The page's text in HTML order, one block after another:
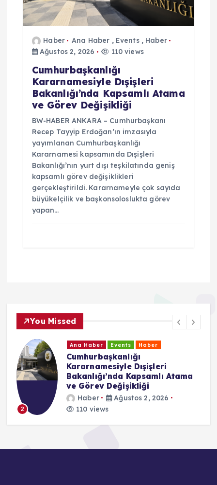
Haber Ana Haber , Events, Haber
Ağustos 2, 2026
110 views
Cumhurbaşkanlığı
Kararnamesiyle Dışişleri
Bakanlığı’nda Kapsamlı Atama
ve Görev Değişikliği
BW-HABER ANKARA – Cumhurbaşkanı
Recep Tayyip Erdoğan’ın imzasıyla
yayımlanan Cumhurbaşkanlığı
Kararnamesi kapsamında Dışişleri
Bakanlığı’nın yurt dışı teşkilatında geniş
kapsamlı görev değişiklikleri
gerçekleştirildi. Kararnameyle çok sayıda
büyükelçilik ve başkonsoloslukta görev
yapan…
You Missed
2
Ana Haber Events Haber
Cumhurbaşkanlığı
Kararnamesiyle Dışişleri
Bakanlığı’nda Kapsamlı Atama
ve Görev Değişikliği
Haber
Ağustos 2, 2026
110 views